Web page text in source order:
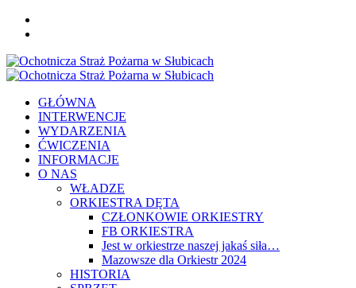
Skip
Primary
GŁÓWNA
INTERWENCJE
WYDARZENIA
ĆWICZENIA
INFORMACJE
O NAS
WŁADZE
ORKIESTRA DĘTA
CZŁONKOWIE ORKIESTRY
FB ORKIESTRA
Jest w orkiestrze naszej jakaś siła…
Mazowsze dla Orkiestr 2024
HISTORIA